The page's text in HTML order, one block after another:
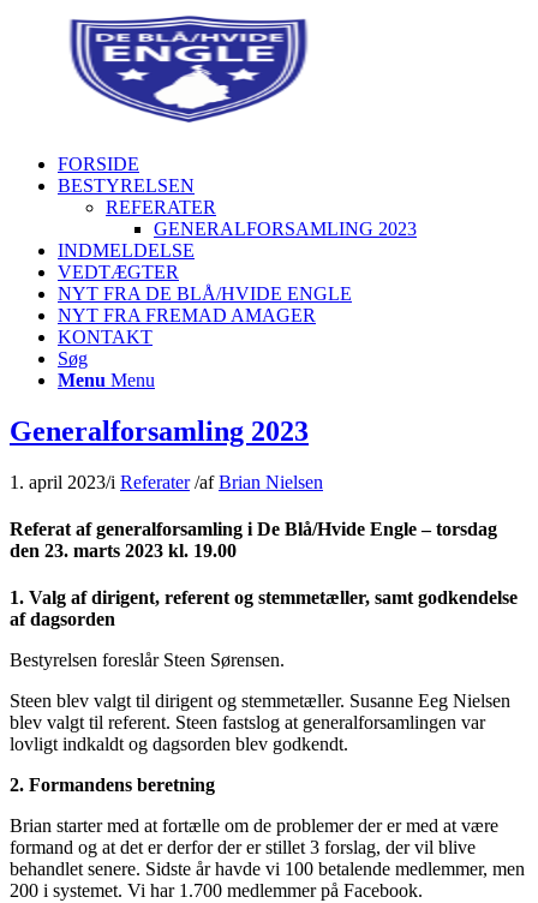
FORSIDE
BESTYRELSEN
REFERATER
GENERALFORSAMLING 2023
INDMELDELSE
VEDTÆGTER
NYT FRA DE BLÅ/HVIDE ENGLE
NYT FRA FREMAD AMAGER
KONTAKT
Søg
Menu Menu
Generalforsamling 2023
1. april 2023/i Referater /afBrian Nielsen
Referat af generalforsamling i De Blå/Hvide Engle – torsdag
den 23. marts 2023 kl. 19.00
1. Valg af dirigent, referent og stemmetæller, samt godkendelse
af dagsorden
Bestyrelsen foreslår Steen Sørensen.
Steen blev valgt til dirigent og stemmetæller. Susanne Eeg Nielsen
blev valgt til referent. Steen fastslog at generalforsamlingen var
lovligt indkaldt og dagsorden blev godkendt.
2. Formandens beretning
Brian starter med at fortælle om de problemer der er med at være
formand og at det er derfor der er stillet 3 forslag, der vil blive
behandlet senere. Sidste år havde vi 100 betalende medlemmer, men
200 i systemet. Vi har 1.700 medlemmer på Facebook.